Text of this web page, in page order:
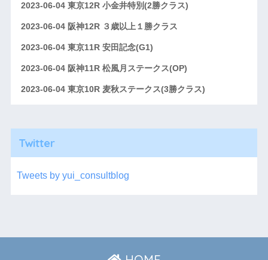
2023-06-04 東京12R 小金井特別(2勝クラス)
2023-06-04 阪神12R ３歳以上１勝クラス
2023-06-04 東京11R 安田記念(G1)
2023-06-04 阪神11R 松風月ステークス(OP)
2023-06-04 東京10R 麦秋ステークス(3勝クラス)
Twitter
Tweets by yui_consultblog